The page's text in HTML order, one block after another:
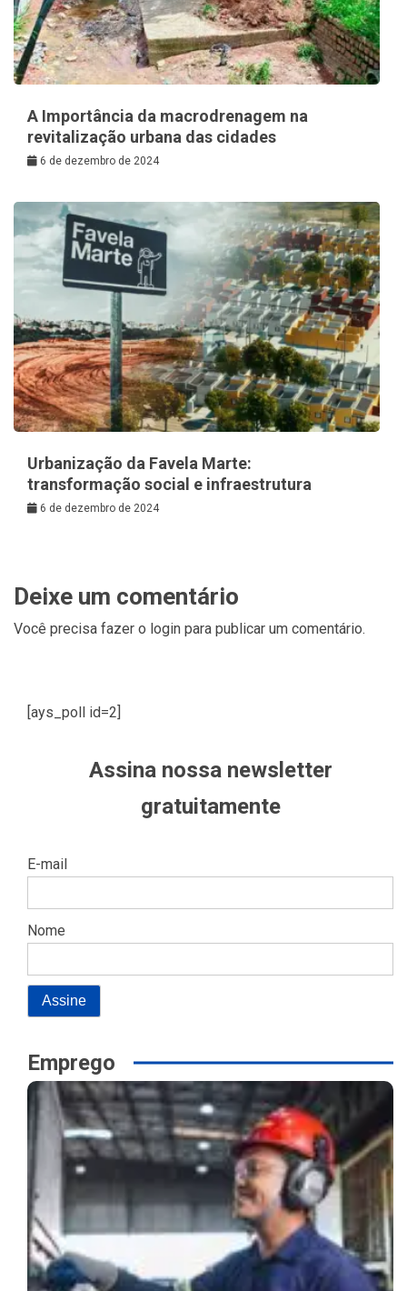
A Importância da macrodrenagem na
revitalização urbana das cidades
6 de dezembro de 2024
Urbanização da Favela Marte:
transformação social e infraestrutura
6 de dezembro de 2024
Deixe um comentário
Você precisa fazer o login para publicar um comentário.
[ays_poll id=2]
Assina nossa newsletter
gratuitamente
E-mail
Nome
Emprego